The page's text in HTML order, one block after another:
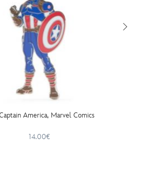
America, Marvel Comics
14.00€